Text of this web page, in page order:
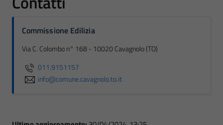
Commissione Edilizia
Via C. Colombo n° 168 - 10020 Cavagnolo (TO)
011.9151157
info@comune.cavagnolo.to.it